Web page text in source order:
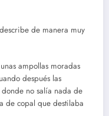
de manera muy
ampollas moradas
después las
no salía nada de
de copal que destilaba